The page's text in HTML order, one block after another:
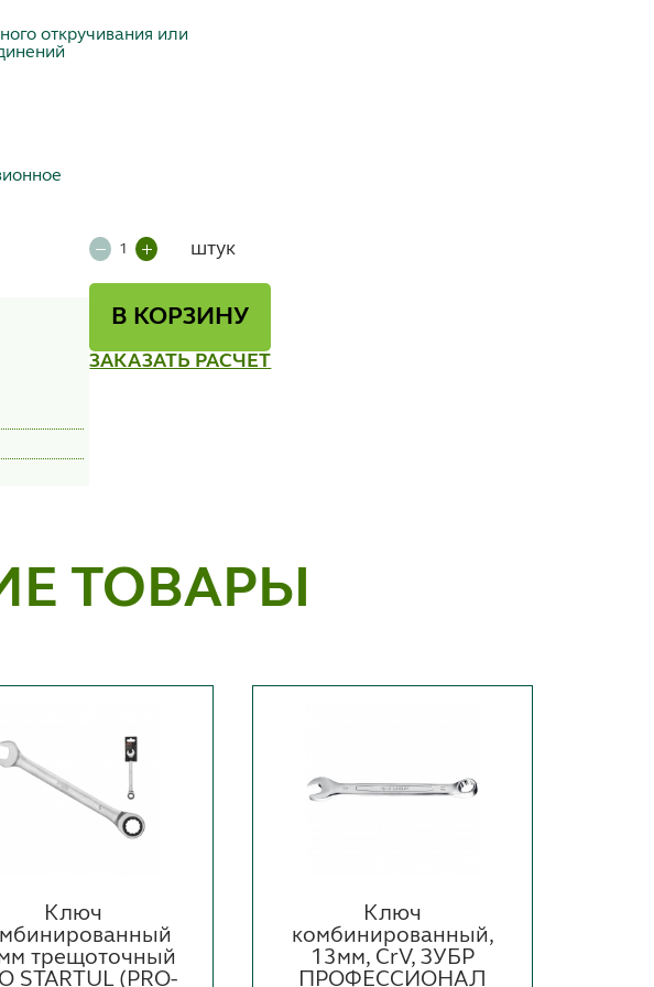
откручивания или
штук
В КОРЗИНУ
ЗАКАЗАТЬ РАСЧЕТ
ТОВАРЫ
Ключ
трещоточный
STARTUL (PRO-
Ключ
комбинированный,
13мм, CrV, ЗУБР
ПРОФЕССИОНАЛ